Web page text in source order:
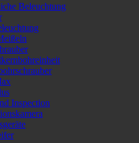
Beleuchtung
Inspection